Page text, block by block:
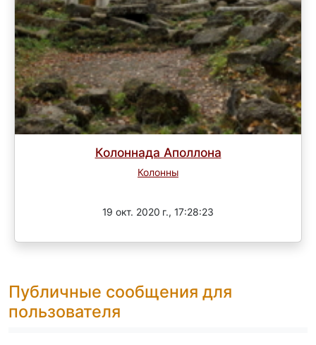
Колоннада Аполлона
Колонны
19 окт. 2020 г., 17:28:23
Публичные сообщения для
пользователя